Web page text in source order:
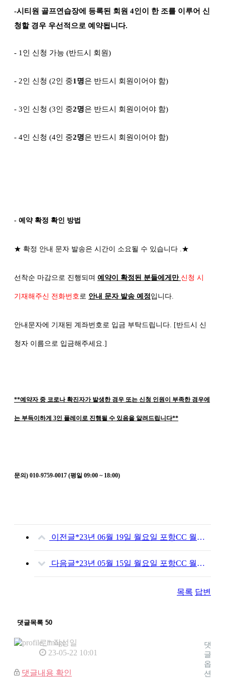
-시티원 골프연습장에 등록된 회원 4인이 한 조를 이루어 신
청할 경우 우선적으로 예약됩니다.
- 1인 신청 가능 (반드시 회원)
- 2인 신청 (2인 중1명은 반드시 회원이어야 함)
- 3인 신청 (3인 중2명은 반드시 회원이어야 함)
- 4인 신청 (4인 중2명은 반드시 회원이어야 함)
- 예약 확정 확인 방법
★ 확정 안내 문자 발송은 시간이 소요될 수 있습니다 .★
선착순 마감으로 진행되며 예약이 확정된 분들에게만 신청 시
기재해주신 전화번호로 안내 문자 발송 예정입니다.
안내문자에 기재된 계좌번호로 입금 부탁드립니다. [반드시 신
청자 이름으로 입금해주세요.]
**예약자 중 코로나 확진자가 발생한 경우 또는 신청 인원이 부족한 경우에
는 부득이하게 3인 플레이로 진행될 수 있음을 알려드립니다**
문의) 010-9759-0017 (평일 09:00 ~ 18:00)
이전글*23년 06월 19일 월요일 포항CC 월례회 신청*(마감!)
다음글*23년 05월 15일 월요일 포항CC 월례회 신청(마감)*
목록 답변
댓글목록 50
로* 작성일
23-05-22 10:01
댓글내용 확인
댓
글
옵
션